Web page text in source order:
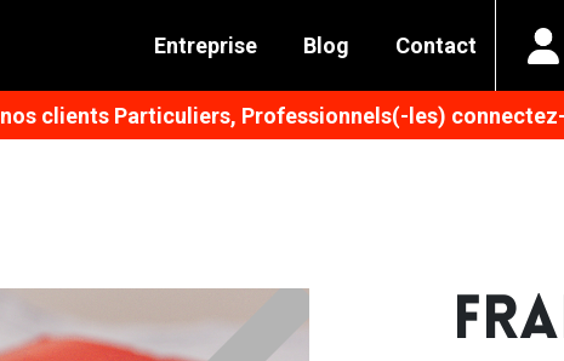
Entreprise Blog Contact
clients Particuliers, Professionnels(-les)